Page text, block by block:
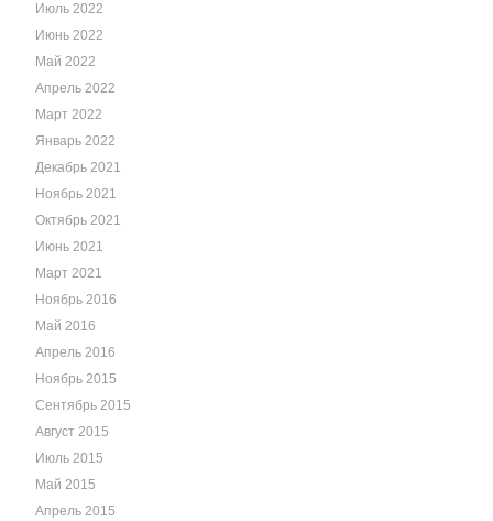
Июль 2022
Июнь 2022
Май 2022
Апрель 2022
Март 2022
Январь 2022
Декабрь 2021
Ноябрь 2021
Октябрь 2021
Июнь 2021
Март 2021
Ноябрь 2016
Май 2016
Апрель 2016
Ноябрь 2015
Сентябрь 2015
Август 2015
Июль 2015
Май 2015
Апрель 2015